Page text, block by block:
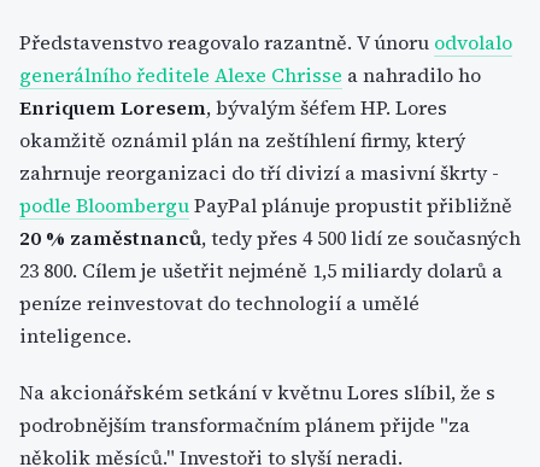
Představenstvo reagovalo razantně. V únoru odvolalo
generálního ředitele Alexe Chrisse a nahradilo ho
Enriquem Loresem, bývalým šéfem HP. Lores
okamžitě oznámil plán na zeštíhlení firmy, který
zahrnuje reorganizaci do tří divizí a masivní škrty -
podle BloomberguPayPal plánuje propustit přibližně
20 % zaměstnanců, tedy přes 4 500 lidí ze současných
23 800. Cílem je ušetřit nejméně 1,5 miliardy dolarů a
peníze reinvestovat do technologií a umělé
inteligence.
Na akcionářském setkání v květnu Lores slíbil, že s
podrobnějším transformačním plánem přijde "za
několik měsíců." Investoři to slyší neradi.